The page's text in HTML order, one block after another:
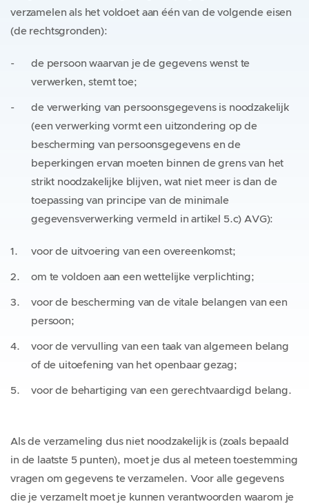
verzamelen als het voldoet aan één van de volgende eisen
(de rechtsgronden):
de persoon waarvan je de gegevens wenst te
verwerken, stemt toe;
de verwerking van persoonsgegevens is noodzakelijk
(een verwerking vormt een uitzondering op de
bescherming van persoonsgegevens en de
beperkingen ervan moeten binnen de grens van het
strikt noodzakelijke blijven, wat niet meer is dan de
toepassing van principe van de minimale
gegevensverwerking vermeld in artikel 5.c) AVG):
voor de uitvoering van een overeenkomst;
om te voldoen aan een wettelijke verplichting;
voor de bescherming van de vitale belangen van een
persoon;
voor de vervulling van een taak van algemeen belang
of de uitoefening van het openbaar gezag;
voor de behartiging van een gerechtvaardigd belang.
Als de verzameling dus niet noodzakelijk is (zoals bepaald
in de laatste 5 punten), moet je dus al meteen toestemming
vragen om gegevens te verzamelen. Voor alle gegevens
die je verzamelt moet je kunnen verantwoorden waarom je